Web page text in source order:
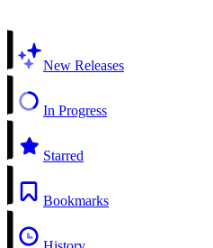
New Releases
In Progress
Starred
Bookmarks